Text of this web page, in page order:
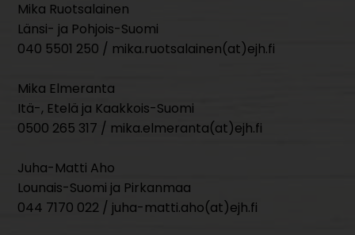
Mika Ruotsalainen
Länsi- ja Pohjois-Suomi
040 5501 250 / mika.ruotsalainen(at)ejh.fi
Mika Elmeranta
Itä-, Etelä ja Kaakkois-Suomi
0500 265 317 / mika.elmeranta(at)ejh.fi
Juha-Matti Aho
Lounais-Suomi ja Pirkanmaa
044 7170 022 / juha-matti.aho(at)ejh.fi